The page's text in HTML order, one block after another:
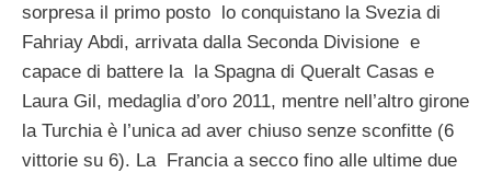
sorpresa il primo posto lo conquistano la Svezia di
Fahriay Abdi, arrivata dalla Seconda Divisione e
capace di battere la la Spagna di Queralt Casas e
Laura Gil, medaglia d’oro 2011, mentre nell’altro girone
la Turchia è l’unica ad aver chiuso senze sconfitte (6
vittorie su 6). La Francia a secco fino alle ultime due